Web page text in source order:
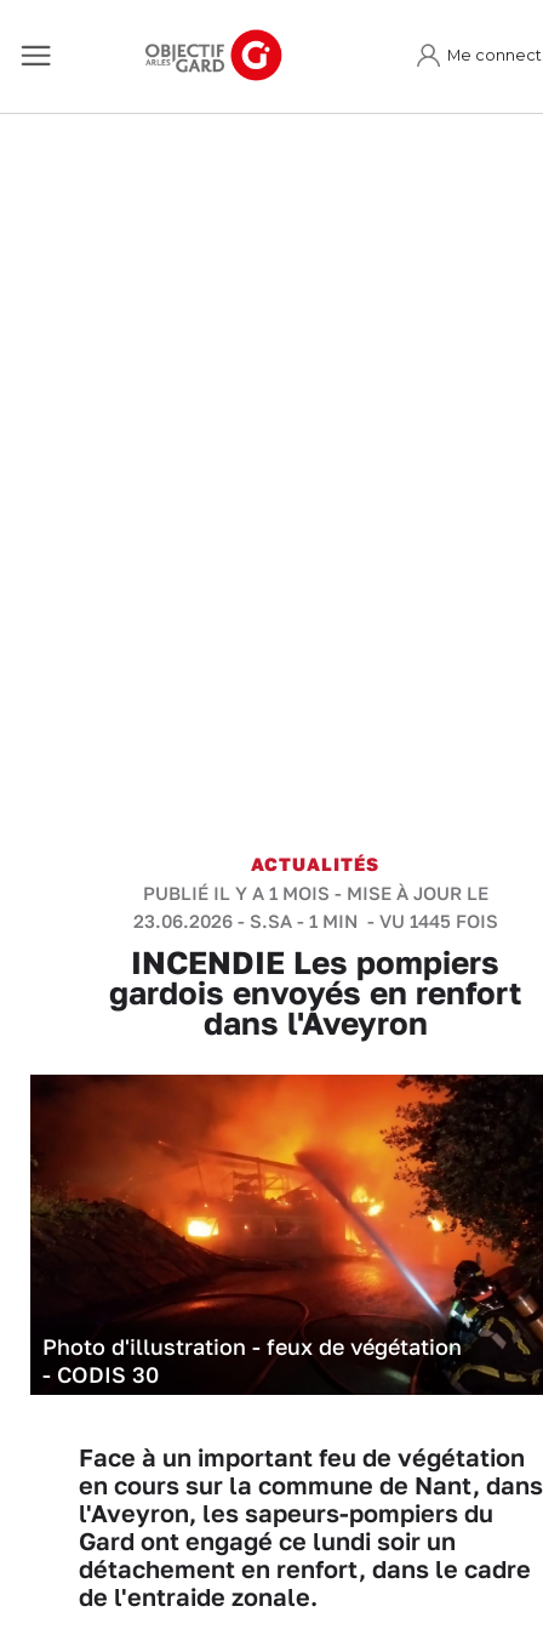
Me
ACTUALITÉS
PUBLIÉ IL Y A 1 MOIS - MISE À JOUR LE
23.06.2026 - S.SA- 1 MIN - VU 1445 FOIS
INCENDIE Les pompiers
gardois envoyés en renfort
dans l'Aveyron
Photo d'illustration - feux de végétation
- CODIS 30
Face à un important feu de végétation
en cours sur la commune de Nant, dans
l'Aveyron, les sapeurs-pompiers du
Gard ont engagé ce lundi soir un
détachement en renfort, dans le cadre
de l'entraide zonale.